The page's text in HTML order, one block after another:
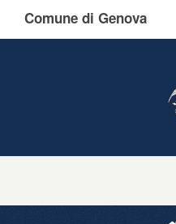
Comune di Genova